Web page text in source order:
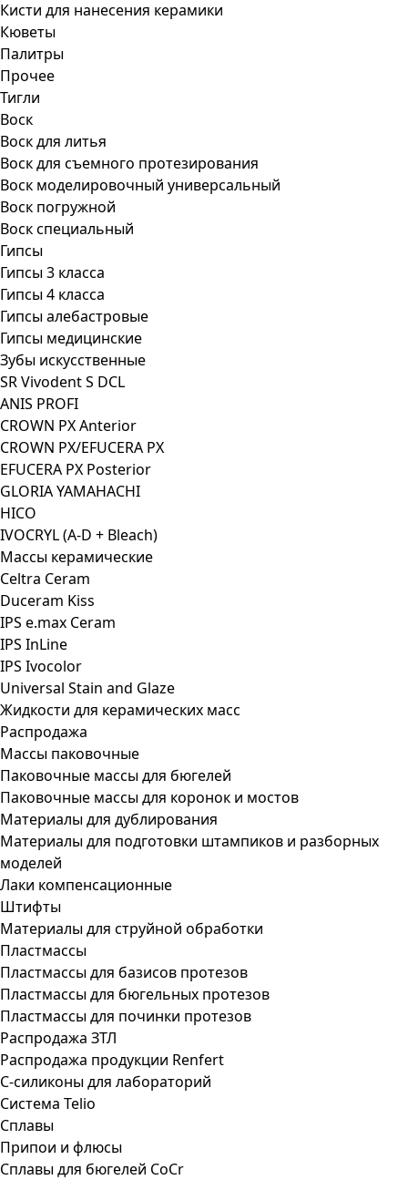
Кисти для нанесения керамики
Кюветы
Палитры
Прочее
Тигли
Воск
Воск для литья
Воск для съемного протезирования
Воск моделировочный универсальный
Воск погружной
Воск специальный
Гипсы
Гипсы 3 класса
Гипсы 4 класса
Гипсы алебастровые
Гипсы медицинские
Зубы искусственные
SR Vivodent S DCL
ANIS PROFI
CROWN PX Anterior
CROWN PX/EFUCERA PX
EFUCERA PX Posterior
GLORIA YAMAHACHI
HICO
IVOCRYL (A-D + Bleach)
Массы керамические
Celtra Ceram
Duceram Kiss
IPS e.max Ceram
IPS InLine
IPS Ivocolor
Universal Stain and Glaze
Жидкости для керамических масс
Распродажа
Массы паковочные
Паковочные массы для бюгелей
Паковочные массы для коронок и мостов
Материалы для дублирования
Материалы для подготовки штампиков и разборных
моделей
Лаки компенсационные
Штифты
Материалы для струйной обработки
Пластмассы
Пластмассы для базисов протезов
Пластмассы для бюгельных протезов
Пластмассы для починки протезов
Распродажа ЗТЛ
Распродажа продукции Renfert
С-силиконы для лабораторий
Система Telio
Сплавы
Припои и флюсы
Сплавы для бюгелей CoCr